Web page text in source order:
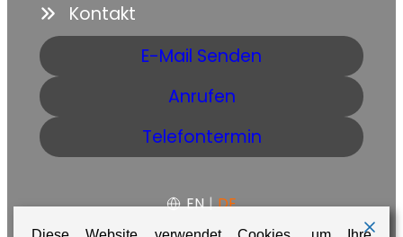
Kontakt
E-Mail Senden
Anrufen
Telefontermin
EN | DE